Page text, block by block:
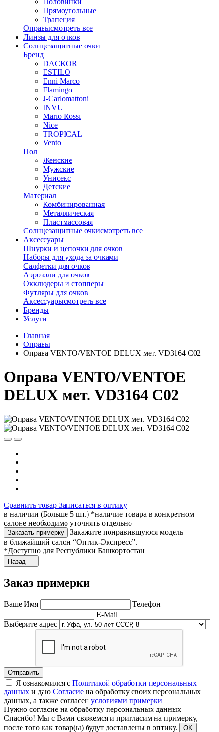
Прямоугольные
Трапеция
Оправысмотреть все
Линзы для очков
Солнцезащитные очки
Бренд
DACKOR
ESTILO
Enni Marco
Flamingo
J-Carlomattoni
INVU
Mario Rossi
Nice
TROPICAL
Vento
Пол
Женские
Мужские
Унисекс
Детские
Материал
Комбинированная
Металлическая
Пластмассовая
Солнцезащитные очкисмотреть все
Аксессуары
Шнурки и цепочки для очков
Наборы для ухода за очками
Салфетки для очков
Аэрозоли для очков
Окклюдеры и стопперы
Футляры для очков
Аксессуарысмотреть все
Бренды
Услуги
Главная
Оправы
Оправа VENTO/VENTOE DELUX мет. VD3164 C02
Оправа VENTO/VENTOE
DELUX мет. VD3164 C02
Сравнить товар Записаться в оптику
в наличии (Больше 5 шт.) *наличие товара в конкретном
салоне необходимо уточнять отдельно
Заказать примерку
Закажите понравившуюся модель
в ближайший салон “Оптик-Экспресс”.
*Доступно для Республики Башкортостан
Назад
Заказ примерки
Ваше Имя
Телефон
E-Mail
Выберите адрес
Отправить
Я ознакомился с Политикой обработки персональных
данных и даю Согласие на обработку своих персональных
данных, а также согласен условиями примерки
Нужно согласие на обработку персональных данных
Спасибо! Мы с Вами свяжемся и пригласим на примерку,
после того как товар(ы) будут доставлены в оптику.
OK